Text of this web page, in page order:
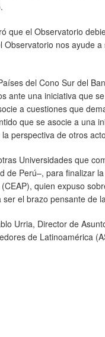
que el Observatorio
nos ayude
del Cono Sur del
ante una iniciativa que
a cuestiones que
que se asocie a una
perspectiva de otros
Universidades que
de Perú–, para finalizar
quien expuso
el brazo pensante de
Urria, Director de
de Latinoamérica